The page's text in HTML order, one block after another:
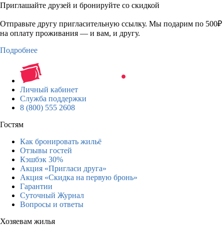
Приглашайте друзей и бронируйте со скидкой
Отправьте другу пригласительную ссылку. Мы подарим по 500₽
на оплату проживания — и вам, и другу.
Подробнее
Личный кабинет
Служба поддержки
8 (800) 555 2608
Гостям
Как бронировать жильё
Отзывы гостей
Кэшбэк 30%
Акция «Пригласи друга»
Акция «Скидка на первую бронь»
Гарантии
Суточный Журнал
Вопросы и ответы
Хозяевам жилья